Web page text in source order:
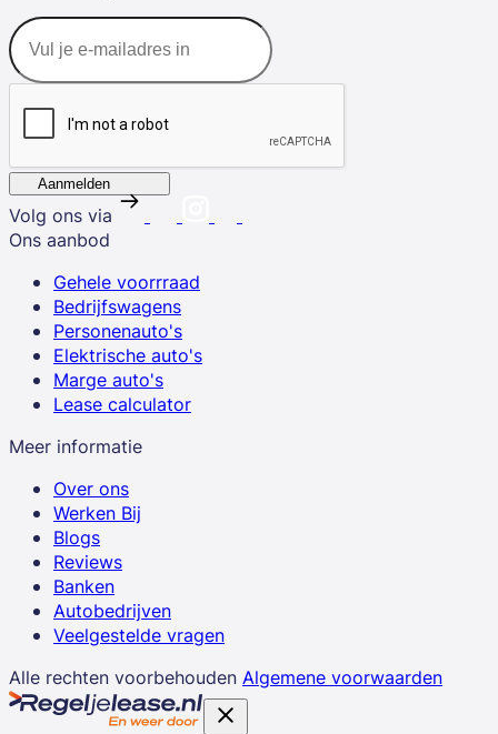
Aanmelden
Volg ons via
Ons aanbod
Gehele voorrraad
Bedrijfswagens
Personenauto's
Elektrische auto's
Marge auto's
Lease calculator
Meer informatie
Over ons
Werken Bij
Blogs
Reviews
Banken
Autobedrijven
Veelgestelde vragen
Alle rechten voorbehouden Algemene voorwaarden